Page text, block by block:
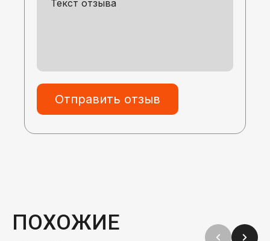
Отправить отзыв
ПОХОЖИЕ